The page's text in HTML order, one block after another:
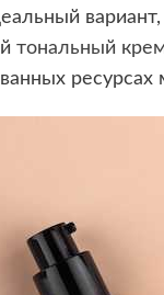
тональный